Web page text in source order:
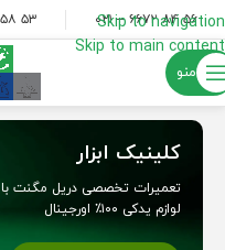
Skip to navigation
Skip to main content
۵۶ ۸۴ ۶۶۷۲ – ۰۲۱ ۵۳ ۵۸ ۶۶۷۲ – ۰۲۱
منو
کلینیک ابزار
تعمیرات تخصصی دریل مگنت با
لوازم یدکی ۱۰۰٪ اورجینال